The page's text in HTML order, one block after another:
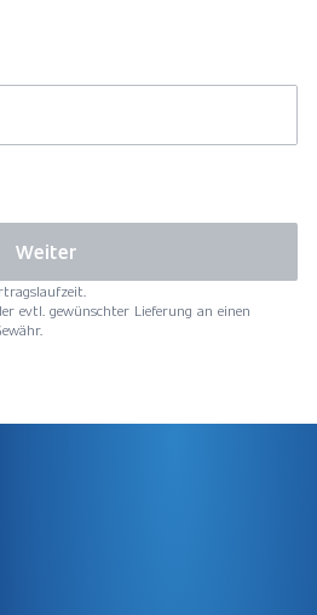
evtl. gewünschter Lieferung an einen
Weiter